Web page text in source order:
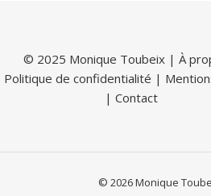
© 2025 Monique Toubeix | À
Politique de confidentialité |
| Contact
© 2026 Monique